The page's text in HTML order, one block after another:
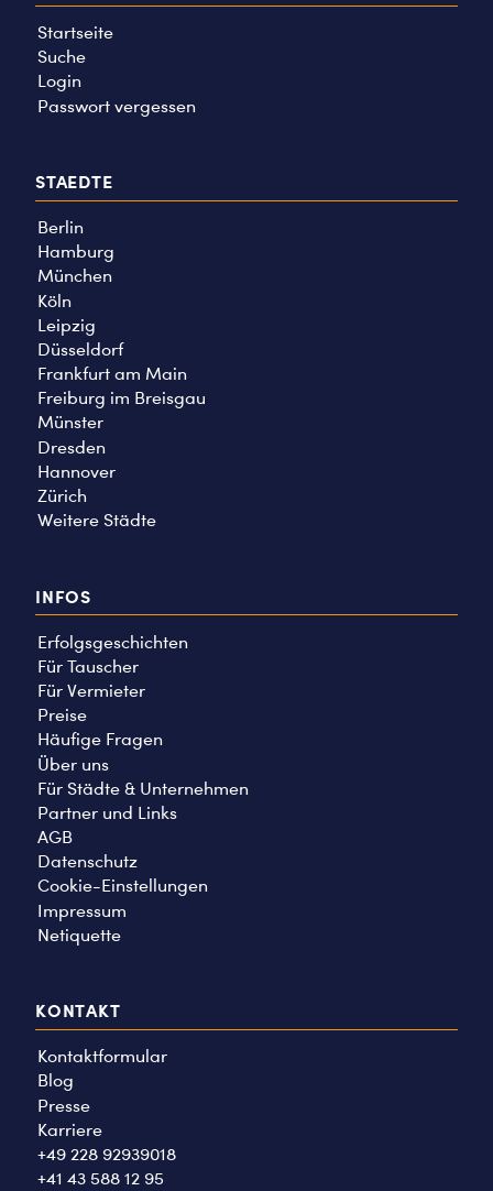
Startseite
Suche
Login
Passwort vergessen
STAEDTE
Berlin
Hamburg
München
Köln
Leipzig
Düsseldorf
Frankfurt am Main
Freiburg im Breisgau
Münster
Dresden
Hannover
Zürich
Weitere Städte
INFOS
Erfolgsgeschichten
Für Tauscher
Für Vermieter
Preise
Häufige Fragen
Über uns
Für Städte & Unternehmen
Partner und Links
AGB
Datenschutz
Cookie-Einstellungen
Impressum
Netiquette
KONTAKT
Kontaktformular
Blog
Presse
Karriere
+49 228 92939018
+41 43 588 12 95